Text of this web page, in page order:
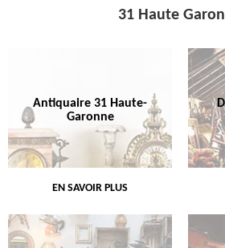
31 Haute
Antiquaire 31 Haute-
Garonne
EN SAVOIR PLUS